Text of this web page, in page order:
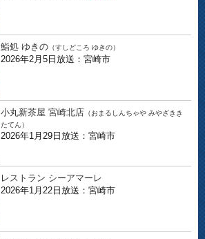
鮨処 ゆきの （すしどころ ゆきの）
2026年2月5日放送：宮崎市
小丸新茶屋 宮崎北店 （おまるしんちゃや みやざきき
たてん）
2026年1月29日放送：宮崎市
レストラン シーアマーレ
2026年1月22日放送：宮崎市